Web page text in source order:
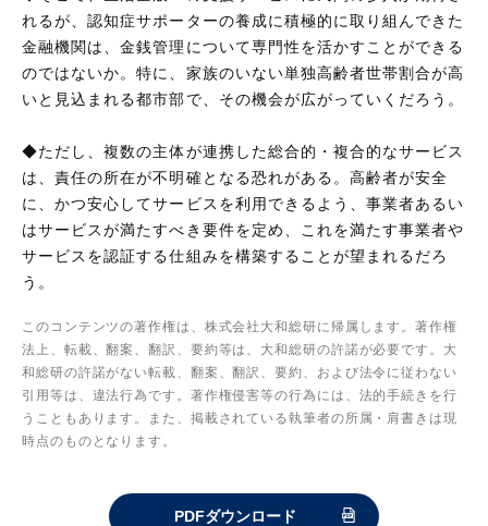
れるが、認知症サポーターの養成に積極的に取り組んできた
金融機関は、金銭管理について専門性を活かすことができる
のではないか。特に、家族のいない単独高齢者世帯割合が高
いと見込まれる都市部で、その機会が広がっていくだろう。
◆ただし、複数の主体が連携した総合的・複合的なサービス
は、責任の所在が不明確となる恐れがある。高齢者が安全
に、かつ安心してサービスを利用できるよう、事業者あるい
はサービスが満たすべき要件を定め、これを満たす事業者や
サービスを認証する仕組みを構築することが望まれるだろ
う。
このコンテンツの著作権は、株式会社大和総研に帰属します。著作権
法上、転載、翻案、翻訳、要約等は、大和総研の許諾が必要です。大
和総研の許諾がない転載、翻案、翻訳、要約、および法令に従わない
引用等は、違法行為です。著作権侵害等の行為には、法的手続きを行
うこともあります。また、掲載されている執筆者の所属・肩書きは現
時点のものとなります。
PDFダウンロード